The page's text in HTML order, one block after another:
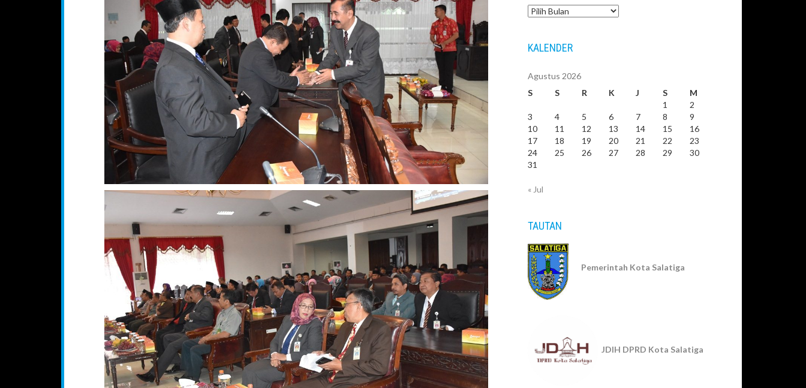
Arsip
KALENDER
Agustus 2026
S
S R K J S
M
1
2
3
4 5 6 7 8
9
10
11 12 13 14 15
16
17
18 19 20 21 22
23
24
25 26 27 28 29
30
31
« Jul
TAUTAN
Pemerintah Kota Salatiga
JDIH DPRD Kota Salatiga